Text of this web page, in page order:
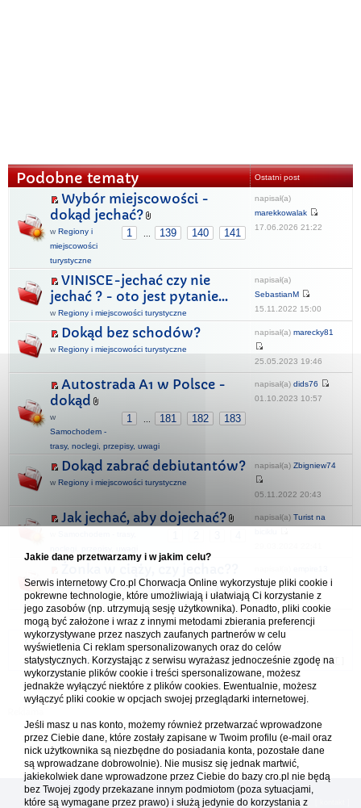
Podobne tematy Ostatni post
Wybór miejscowości -
dokąd jechać?
1 139 140 141
w Regiony i
miejscowości
turystyczne
napisał(a)
marekkowalak
17.06.2026 21:22
VINISCE-jechać czy nie
jechać ? - oto jest pytanie...
w Regiony i miejscowości turystyczne
napisał(a)
SebastianM
15.11.2022 15:00
Dokąd bez schodów?
w Regiony i miejscowości turystyczne
napisał(a) marecky81
25.05.2023 19:46
Autostrada A1 w Polsce -
dokąd
1 181 182 183
w
Samochodem -
trasy, noclegi, przepisy, uwagi
napisał(a) dids76
01.10.2023 10:57
Dokąd zabrać debiutantów?
w Regiony i miejscowości turystyczne
napisał(a) Zbigniew74
05.11.2022 20:43
Jak jechać, aby dojechać? napisał(a) Turist na
1 2
wRozmowy o turystyce i nie tylko
02.06.2026 08:10
Forum Chorwacja Online - Cro.pl
Usuń ciasteczka• Strefa czasowa: UTC + 1 (Polska - czas zimowy) [ DST
[reklama ] [
Jakie dane przetwarzamy i w jakim celu?
Serwis internetowy Cro.pl Chorwacja Online wykorzystuje pliki cookie i
pokrewne technologie, które umożliwiają i ułatwiają Ci korzystanie z
jego zasobów (np. utrzymują sesję użytkownika). Ponadto, pliki cookie
mogą być założone i wraz z innymi metodami zbierania preferencji
wykorzystywane przez naszych zaufanych partnerów w celu
wyświetlenia Ci reklam spersonalizowanych oraz do celów
statystycznych. Korzystając z serwisu wyrażasz jednocześnie zgodę na
wykorzystanie plików cookie i treści spersonalizowane, możesz
jednakże wyłączyć niektóre z plików cookies. Ewentualnie, możesz
wyłączyć pliki cookie w opcjach swojej przeglądarki internetowej.
Jeśli masz u nas konto, możemy również przetwarzać wprowadzone
przez Ciebie dane, które zostały zapisane w Twoim profilu (e-mail oraz
nick użytkownika są niezbędne do posiadania konta, pozostałe dane
są wprowadzane dobrowolnie). Nie musisz się jednak martwić,
jakiekolwiek dane wprowadzone przez Ciebie do bazy cro.pl nie będą
bez Twojej zgody przekazane innym podmiotom (poza sytuacjami,
które są wymagane przez prawo) i służą jedynie do korzystania z